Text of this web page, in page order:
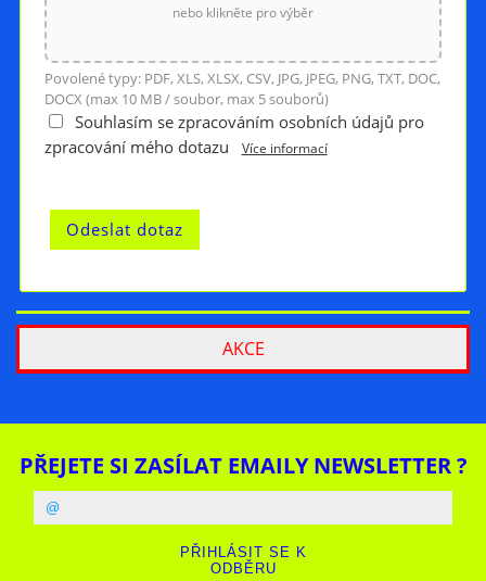
nebo klikněte pro výběr
Povolené typy: PDF, XLS, XLSX, CSV, JPG, JPEG, PNG, TXT, DOC,
DOCX (max 10 MB / soubor, max 5 souborů)
Souhlasím se zpracováním osobních údajů pro
zpracování mého dotazu
Více informací
AKCE
PŘEJETE SI ZASÍLAT EMAILY NEWSLETTER ?